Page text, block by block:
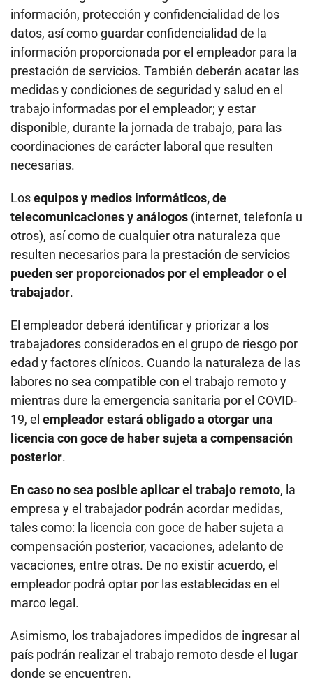
trabajo informadas por el empleador; y estar
disponible, durante la jornada de trabajo, para las
coordinaciones de carácter laboral que resulten
necesarias.
Los
equipos y medios informáticos, de
telecomunicaciones y análogos
(internet, telefonía u
otros), así como de cualquier otra naturaleza que
resulten necesarios para la prestación de servicios
trabajador.
El empleador deberá identificar y priorizar a los
trabajadores considerados en el grupo de riesgo por
edad y factores clínicos. Cuando la naturaleza de las
labores no sea compatible con el trabajo remoto y
mientras dure la emergencia sanitaria por el COVID-
19, elempleador estará obligado a otorgar una
licencia con goce de haber sujeta a compensación
posterior.
En caso no sea posible aplicar el trabajo remoto , la
empresa y el trabajador podrán acordar medidas,
tales como: la licencia con goce de haber sujeta a
compensación posterior, vacaciones, adelanto de
vacaciones, entre otras. De no existir acuerdo, el
empleador podrá optar por las establecidas en el
marco legal.
Asimismo, los trabajadores impedidos de ingresar al
país podrán realizar el trabajo remoto desde el lugar
donde se encuentren.
Cabe resaltar que todo lo dispuesto en el decreto de
urgencia se aplica, en cuanto resulte pertinente, a
las modalidades formativas (practicantes pre o
profesionales, pasantías) u otras análogas utilizadas